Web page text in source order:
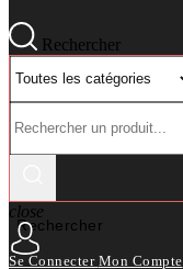
Rechercher
Rechercher
close
Se Connecter Mon Compte